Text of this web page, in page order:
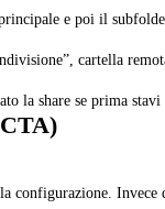
e poi il
cartella
la share se prima
configurazione.